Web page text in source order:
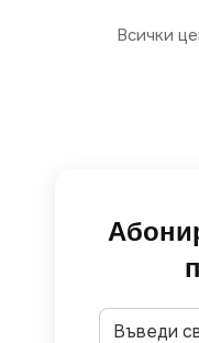
Всички